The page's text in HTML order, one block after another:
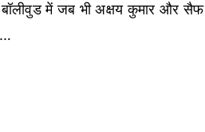
में जब भी अक्षय कुमार और सैफ
…